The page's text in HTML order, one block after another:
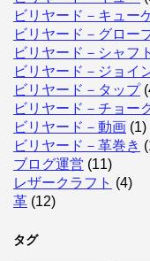
ビリヤード－キュー
ビリヤード－グロー
ビリヤード－シャフト
ビリヤード－ジョイ
ビリヤード－タップ
ビリヤード－チョー
ビリヤード－動画 (1)
ビリヤード－革巻き
ブログ運営 (11)
レザークラフト (4)
革 (12)
タグ